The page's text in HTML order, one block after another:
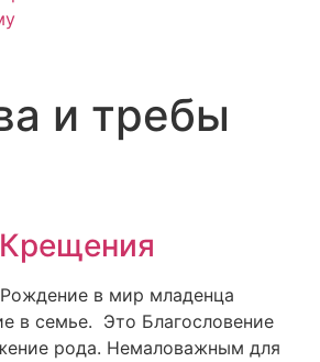
и требы
в мир младенца
в семье. Это Благословение
рода. Немаловажным для